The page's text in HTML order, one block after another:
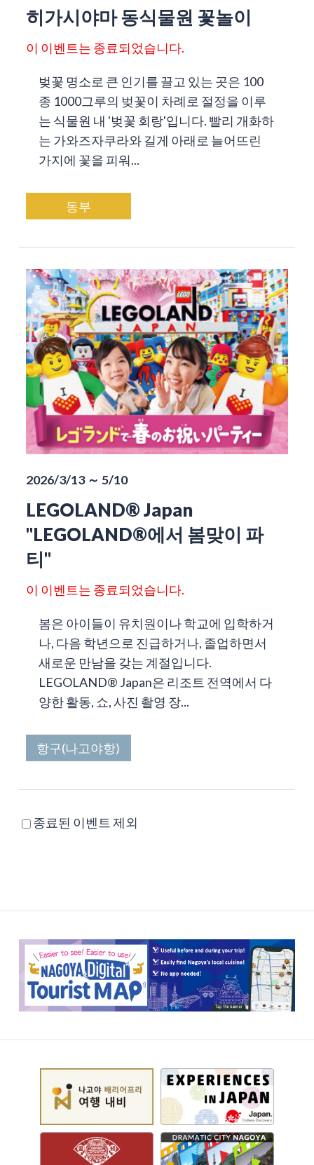
히가시야마 동식물원 꽃놀이
이 이벤트는 종료되었습니다.
벚꽃 명소로 큰 인기를 끌고 있는 곳은 100
종 1000그루의 벚꽃이 차례로 절정을 이루
는 식물원 내 '벚꽃 회랑'입니다. 빨리 개화하
는 가와즈자쿠라와 길게 아래로 늘어뜨린
가지에 꽃을 피워...
동부
2026/3/13 ～ 5/10
LEGOLAND® Japan
"LEGOLAND®에서 봄맞이 파
티"
이 이벤트는 종료되었습니다.
봄은 아이들이 유치원이나 학교에 입학하거
나, 다음 학년으로 진급하거나, 졸업하면서
새로운 만남을 갖는 계절입니다.
LEGOLAND® Japan은 리조트 전역에서 다
양한 활동, 쇼, 사진 촬영 장...
항구(나고야항)
종료된 이벤트 제외